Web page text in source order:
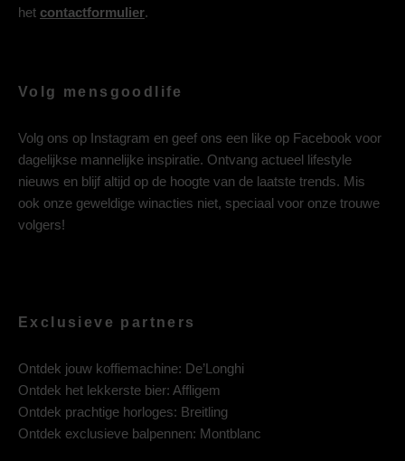
het contactformulier.
Volg mensgoodlife
Volg ons op Instagram en geef ons een like op Facebook voor
dagelijkse mannelijke inspiratie. Ontvang actueel lifestyle
nieuws en blijf altijd op de hoogte van de laatste trends. Mis
ook onze geweldige winacties niet, speciaal voor onze trouwe
volgers!
Exclusieve partners
Ontdek jouw koffiemachine: De’Longhi
Ontdek het lekkerste bier: Affligem
Ontdek prachtige horloges: Breitling
Ontdek exclusieve balpennen: Montblanc